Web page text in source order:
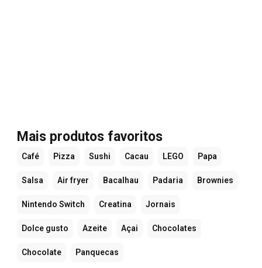
Mais produtos favoritos
Café Pizza Sushi Cacau LEGO Papa
Salsa Air fryer Bacalhau Padaria Brownies
Nintendo Switch Creatina Jornais
Dolce gusto Azeite Açai Chocolates
Chocolate Panquecas